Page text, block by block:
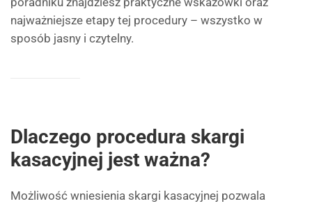
najważniejsze etapy tej procedury – wszystko w
sposób jasny i czytelny.
Dlaczego procedura skargi
kasacyjnej jest ważna?
Możliwość wniesienia skargi kasacyjnej pozwala